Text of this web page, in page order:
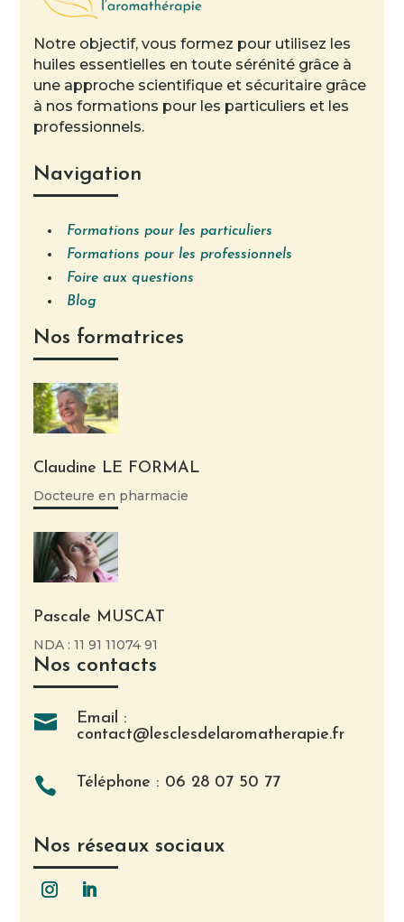
Notre objectif, vous formez pour utilisez les
huiles essentielles en toute sérénité grâce à
une approche scientifique et sécuritaire grâce
à nos formations pour les particuliers et les
professionnels.
Navigation
Formations pour les particuliers
Formations pour les professionnels
Foire aux questions
Blog
Nos formatrices
Claudine LE FORMAL
Docteure en pharmacie
Pascale MUSCAT
NDA : 11 91 11074 91
Nos contacts

Email :
contact@lesclesdelaromatherapie.fr
 Téléphone : 06 28 07 50 77
Nos réseaux sociaux